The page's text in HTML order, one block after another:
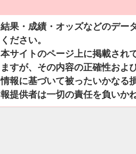
結果・成績・オッズなどのデー
ください。
本サイトのページ上に掲載され
ますが、その内容の正確性およ
情報に基づいて被ったいかなる
報提供者は一切の責任を負いか